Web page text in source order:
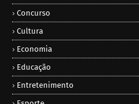
Concurso
Cultura
Economia
Educação
Entretenimento